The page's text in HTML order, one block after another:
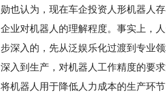
勋也认为，现在车企投资人形机器人
企业对机器人的理解程度。事实上，
步深入的，先从泛娱乐化过渡到专业
深入到生产，对机器人工作精度的要
将机器人用于降低人力成本的生产环